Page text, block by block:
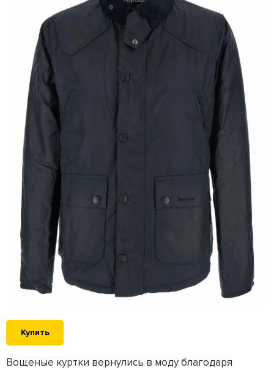
Купить
Вощеные куртки вернулись в моду благодаря